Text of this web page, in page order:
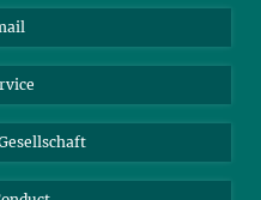
Materialien